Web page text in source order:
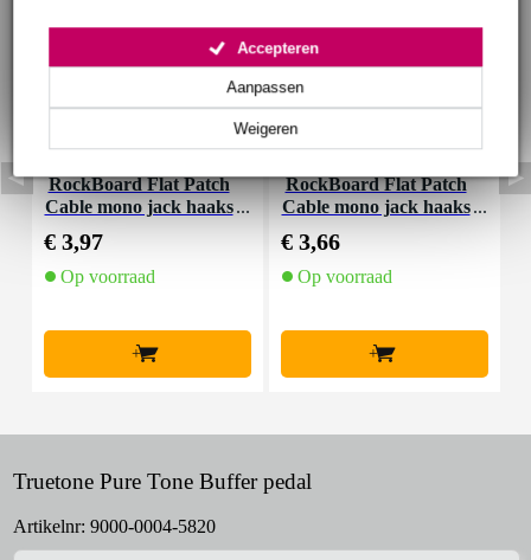
Weigeren
Aanpassen
Accepteren
RockBoard Flat Patch
Cable mono jack haaks
€ 3,97
Op voorraad
+
RockBoard Flat Patch
Cable mono jack haaks
€ 3,66
Op voorraad
+
Truetone Pure Tone Buffer pedal
Artikelnr: 9000-0004-5820